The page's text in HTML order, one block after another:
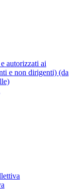
autorizzati ai
e non dirigenti) (da